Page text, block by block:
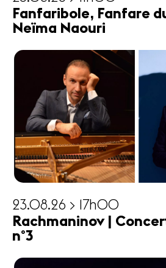
Fanfaribole, Fanfare
Neïma Naouri
23.08.26 > 17h00
Rachmaninov |
n°3